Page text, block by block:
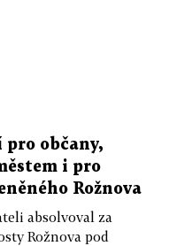
občany,
i pro
Rožnova
absolvoval za
Rožnova pod